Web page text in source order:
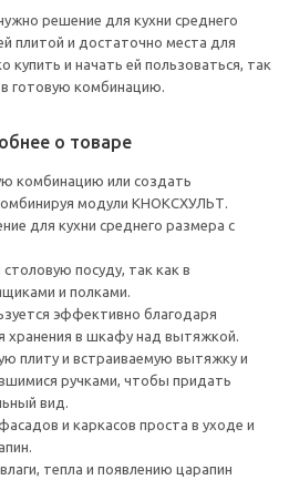
решение для кухни среднего
плитой и достаточно места для
купить и начать ей пользоваться, так
готовую комбинацию.
о товаре
комбинацию или создать
модули КНОКСХУЛЬТ.
для кухни среднего размера с
посуду, так как в
и полками.
эффективно благодаря
хранения в шкафу над вытяжкой.
плиту и встраиваемую вытяжку и
ручками, чтобы придать
вид.
и каркасов проста в уходе и
тепла и появлению царапин